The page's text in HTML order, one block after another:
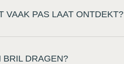
VAAK PAS LAAT ONTDEKT?
BRIL DRAGEN?